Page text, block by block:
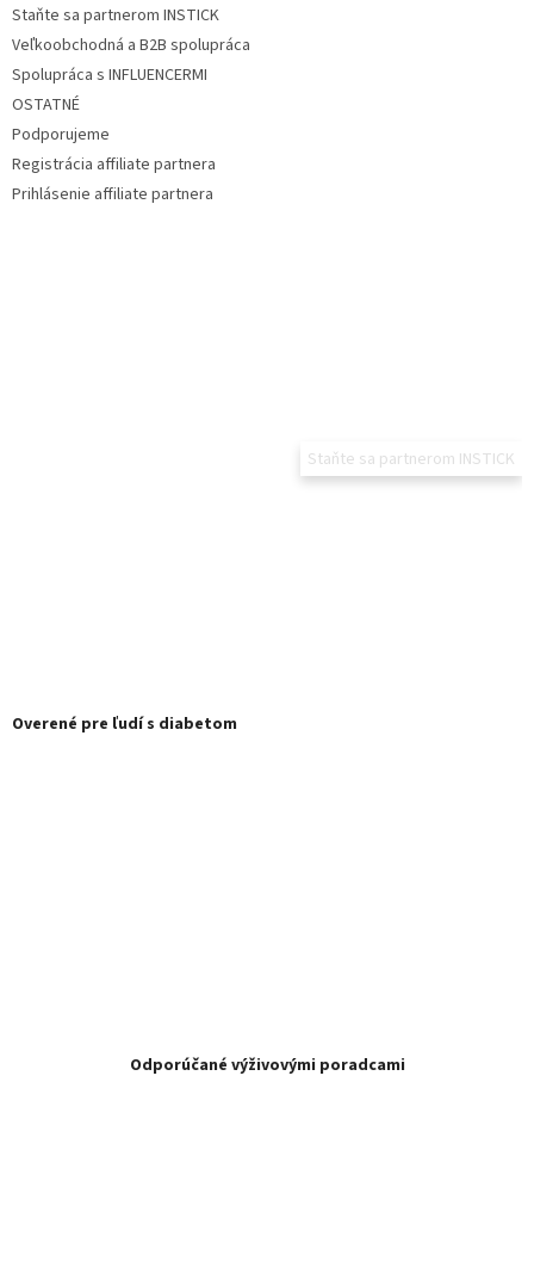
Staňte sa partnerom INSTICK
Veľkoobchodná a B2B spolupráca
Spolupráca s INFLUENCERMI
OSTATNÉ
Podporujeme
Registrácia affiliate partnera
Prihlásenie affiliate partnera
Staňte sa partnerom INSTICK
Overené pre ľudí s diabetom
Odporúčané výživovými poradcami